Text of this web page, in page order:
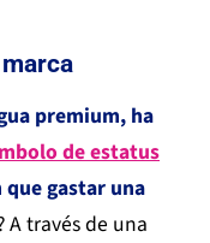
premium, ha
de estatus
gastar una
A través de una